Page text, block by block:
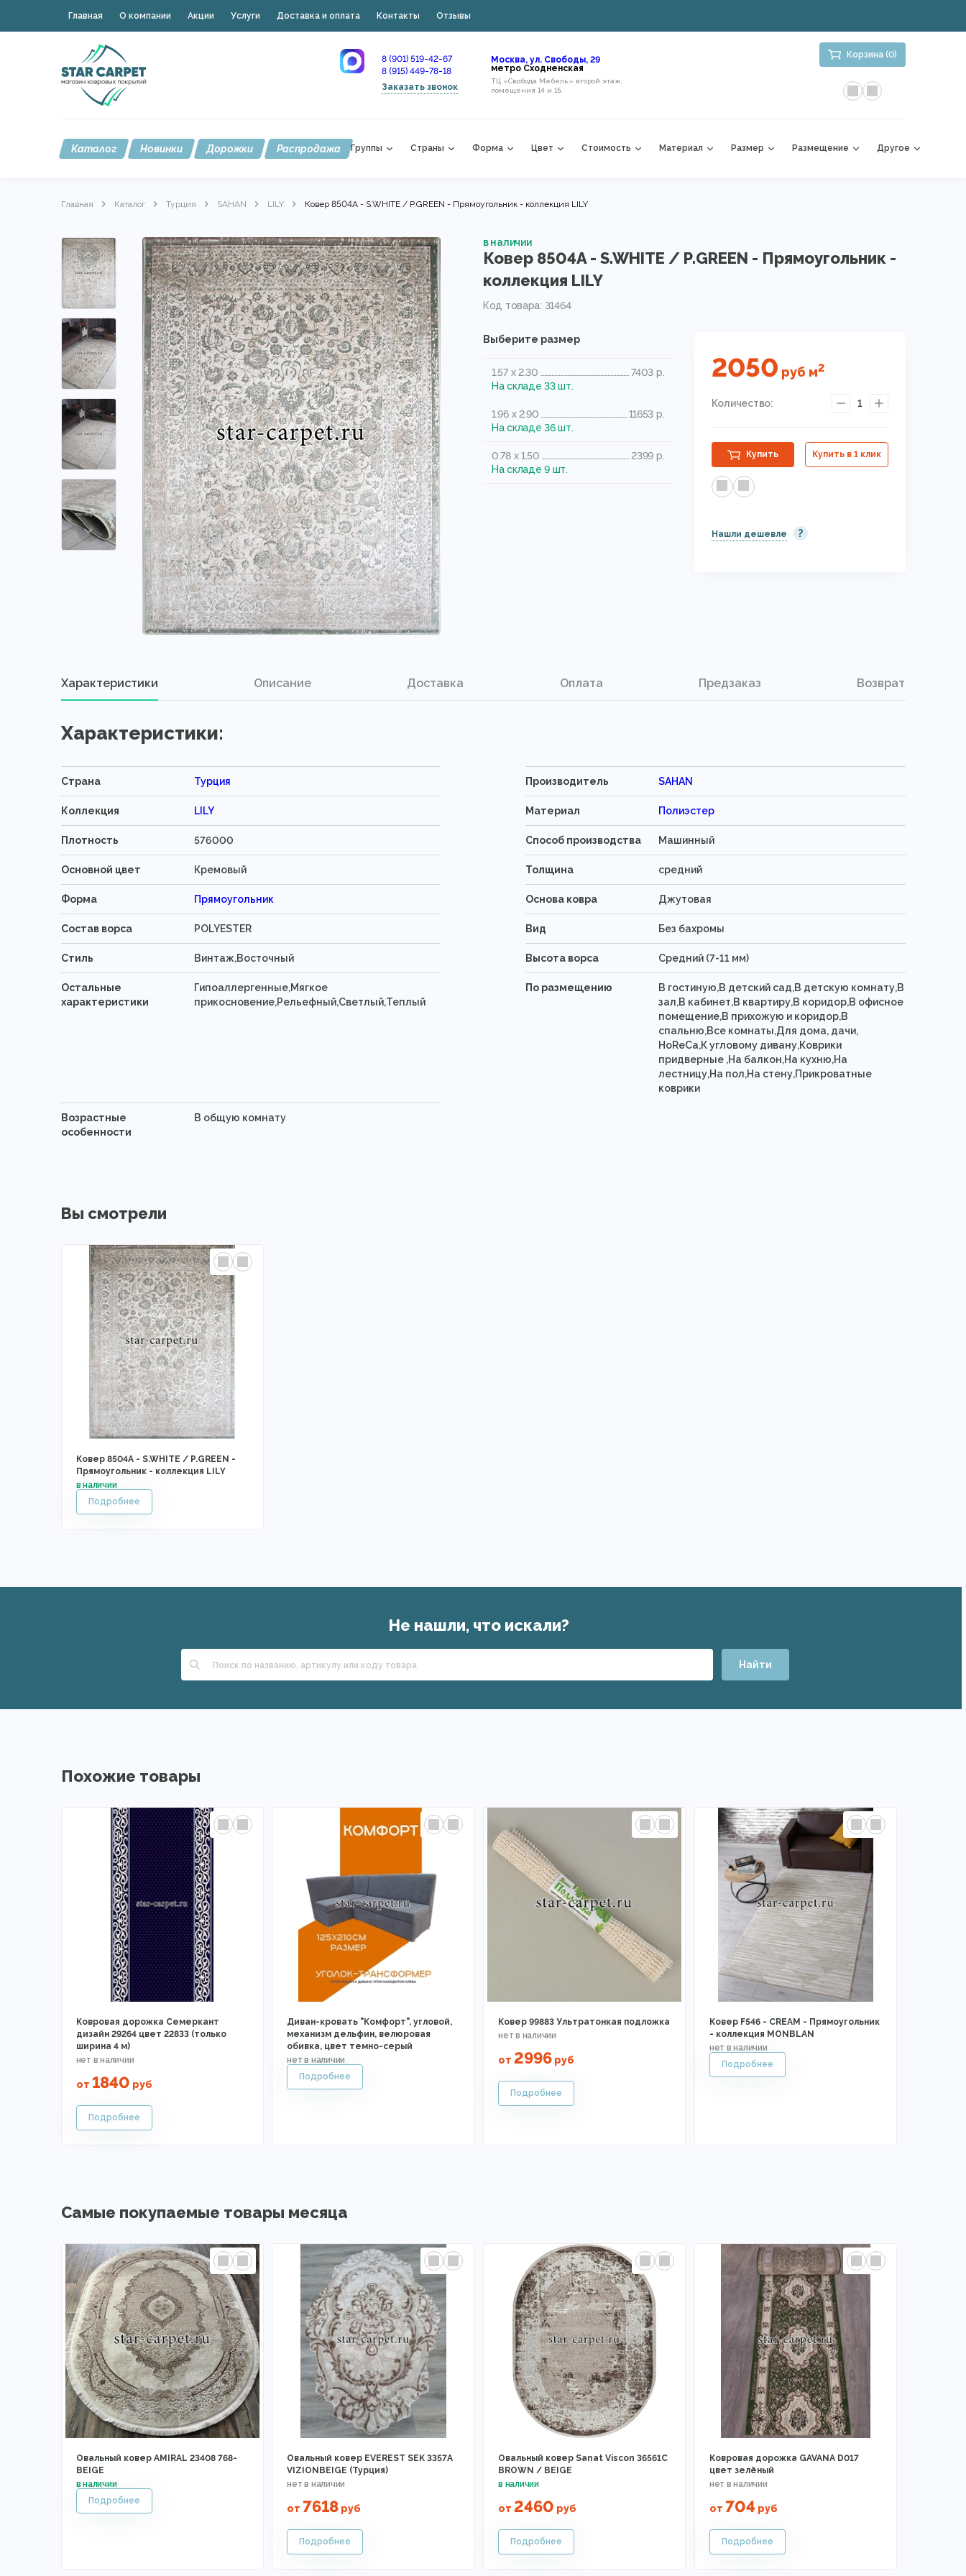
Главная О компании Акции Услуги Доставка и оплата Контакты Отзывы
8 (901) 519-42-67
8 (915) 449-78-18
Заказать звонок
Москва, ул. Свободы, 29
метро Сходненская
ТЦ «Свобода Мебель» второй этаж,
помещения 14 и 15,
Корзина (0)
Каталог Новинки Дорожки Распродажа Группы Страны Форма Цвет Стоимость Материал Размер Размещение Другое
Главная Каталог Турция SAHAN LILY Ковер 8504A - S.WHITE / P.GREEN - Прямоугольник - коллекция LILY
в наличии
Ковер 8504A - S.WHITE / P.GREEN - Прямоугольник -
коллекция LILY
Код товара: 31464
Выберите размер
1.57 x 2.30
7403 р.
На складе 33 шт.
1.96 x 2.90
11653 р.
На складе 36 шт.
0.78 x 1.50
2399 р.
На складе 9 шт.
2050 руб м2
Количество: 1
Купить Купить в 1 клик
Нашли дешевле ?
Характеристики Описание Доставка Оплата Предзаказ Возврат
Характеристики:
Страна Турция Производитель SAHAN
Коллекция LILY Материал Полиэстер
Плотность 576000 Способ производства Машинный
Основной цвет Кремовый Толщина средний
Форма Прямоугольник Основа ковра Джутовая
Состав ворса POLYESTER Вид Без бахромы
Стиль Винтаж,Восточный Высота ворса Средний (7-11 мм)
Остальные
характеристики
Гипоаллергенные,Мягкое
прикосновение,Рельефный,Светлый,Теплый
По размещению
В гостиную,В детский сад,В детскую комнату,В
зал,В кабинет,В квартиру,В коридор,В офисное
помещение,В прихожую и коридор,В
спальню,Все комнаты,Для дома, дачи,
HoReCa,К угловому дивану,Коврики
придверные ,На балкон,На кухню,На
лестницу,На пол,На стену,Прикроватные
коврики
Возрастные
особенности
В общую комнату
Вы смотрели
Ковер 8504A - S.WHITE / P.GREEN -
Прямоугольник - коллекция LILY
Не нашли, что искали?
Найти
Похожие товары
Ковровая дорожка Семеркант
дизайн 29264 цвет 22833 (только
ширина 4 м)
от 1840 руб
Диван-кровать "Комфорт", угловой,
механизм дельфин, велюровая
обивка, цвет темно-серый
Ковер 99883 Ультратонкая подложка
от 2996 руб
Ковер F546 - CREAM - Прямоугольник
- коллекция MONBLAN
Самые покупаемые товары месяца
Овальный ковер AMIRAL 23408 768-
BEIGE
Овальный ковер EVEREST SEK 3357A
VIZIONBEIGE (Турция)
от 7618 руб
Овальный ковер Sanat Viscon 36561C
BROWN / BEIGE
от 2460 руб
Ковровая дорожка GAVANA D017
цвет зелёный
от 704руб